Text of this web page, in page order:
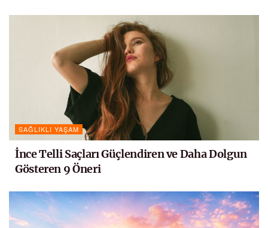
SAĞLIKLI YAŞAM
İnce Telli Saçları Güçlendiren ve Daha Dolgun
Gösteren 9 Öneri